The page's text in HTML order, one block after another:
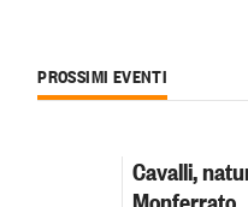
PROSSIMI EVENTI
Cavalli,
Monferrato